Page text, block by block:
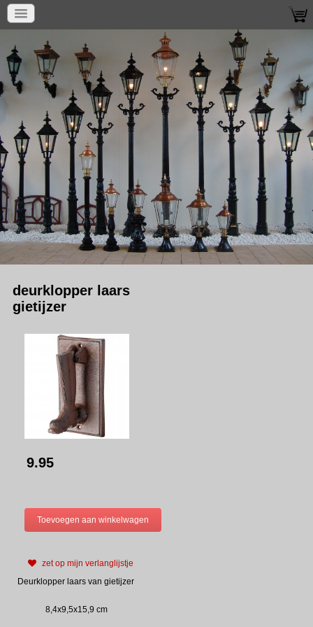
deurklopper laars
gietijzer
9.95
zet op mijn verlanglijstje
Deurklopper laars van gietijzer
8,4x9,5x15,9 cm